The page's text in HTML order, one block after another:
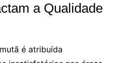
a Qualidade
é atribuída